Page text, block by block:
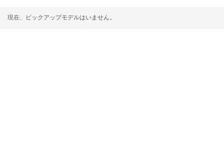
現在、ピックアップモデルはいません。